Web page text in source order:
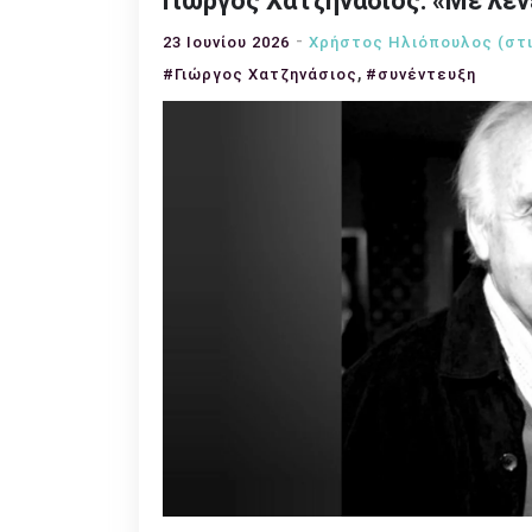
23 Ιουνίου 2026 Χρήστος Ηλιόπουλος
#Γιώργος Χατζηνάσιος , #συνέντευξη